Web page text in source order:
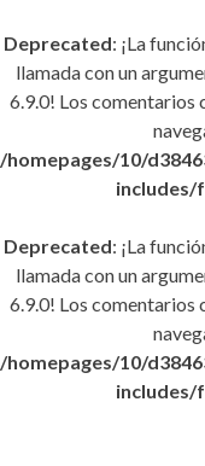
Deprecated: ¡La
llamada con un
6.9.0! Los comentarios
/homepages/10/
includes/
Deprecated: ¡La
llamada con un
6.9.0! Los comentarios
/homepages/10/
includes/